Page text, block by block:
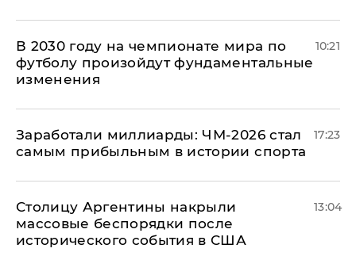
В 2030 году на чемпионате мира по
футболу произойдут фундаментальные
изменения
10:21
Заработали миллиарды: ЧМ-2026 стал
самым прибыльным в истории спорта
17:23
Столицу Аргентины накрыли
массовые беспорядки после
исторического события в США
13:04